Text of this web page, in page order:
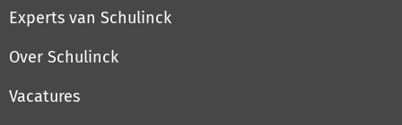
Experts van Schulinck
Over Schulinck
Vacatures